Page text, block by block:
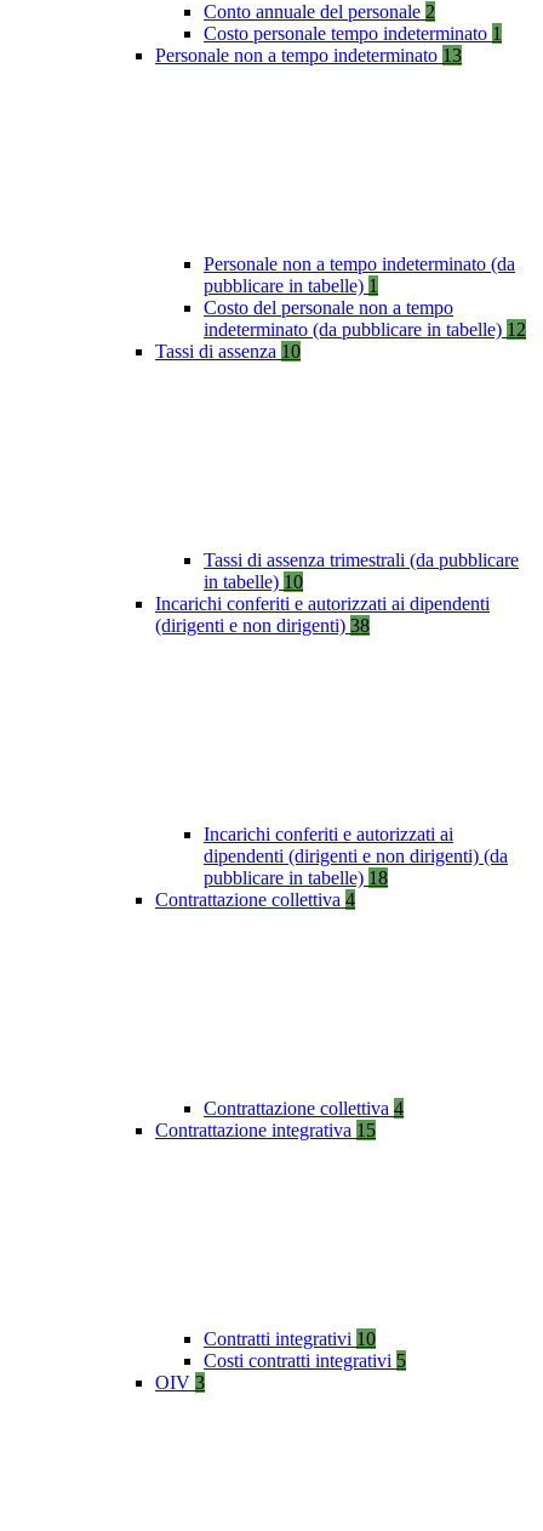
Conto annuale del personale 2
Costo personale tempo indeterminato 1
Personale non a tempo indeterminato 13
Personale non a tempo indeterminato (da
pubblicare in tabelle) 1
Costo del personale non a tempo
indeterminato (da pubblicare in tabelle) 12
Tassi di assenza 10
Tassi di assenza trimestrali (da pubblicare
in tabelle) 10
Incarichi conferiti e autorizzati ai dipendenti
(dirigenti e non dirigenti) 38
Incarichi conferiti e autorizzati ai
dipendenti (dirigenti e non dirigenti) (da
pubblicare in tabelle) 18
Contrattazione collettiva 4
Contrattazione collettiva 4
Contrattazione integrativa 15
Contratti integrativi 10
Costi contratti integrativi 5
OIV 3